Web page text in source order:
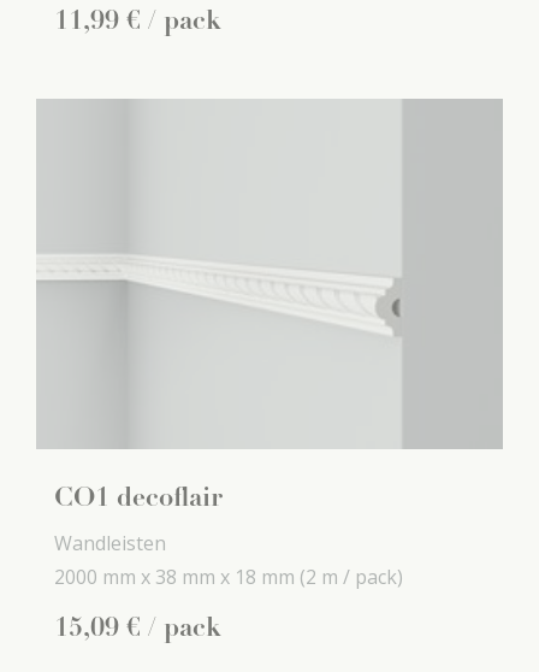
11,99 € / pack
CO1 decoflair
Wandleisten
2000 mm x 38 mm x 18 mm (2 m / pack)
15,09 € / pack